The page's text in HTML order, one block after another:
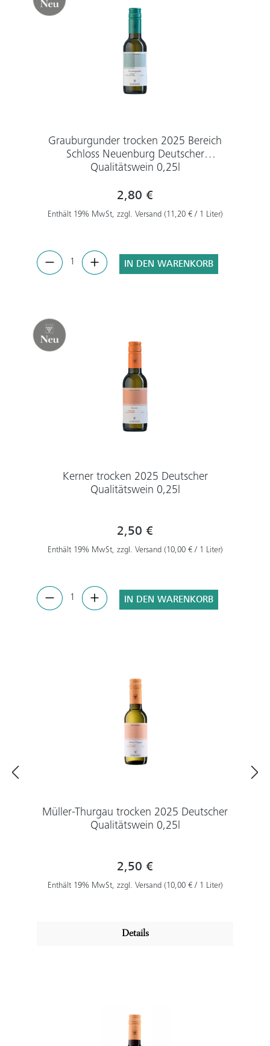
Grauburgunder trocken 2025 Bereich
Schloss Neuenburg Deutscher
Qualitätswein 0,25l
2,80 €
Enthält 19% MwSt, zzgl. Versand (11,20 € / 1 Liter)
IN DEN WARENKORB
Kerner trocken 2025 Deutscher
Qualitätswein 0,25l
2,50 €
Enthält 19% MwSt, zzgl. Versand (10,00 € / 1 Liter)
IN DEN WARENKORB
Müller-Thurgau trocken 2025 Deutscher
Qualitätswein 0,25l
2,50 €
Enthält 19% MwSt, zzgl. Versand (10,00 € / 1 Liter)
Details